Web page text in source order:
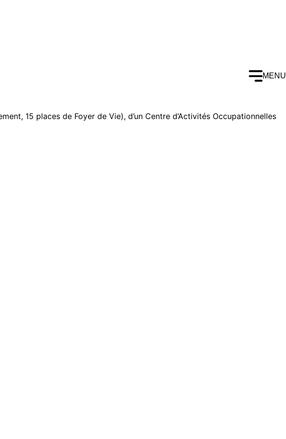
MENU
15 places de Foyer de Vie), d’un Centre d’Activités Occupationnelles